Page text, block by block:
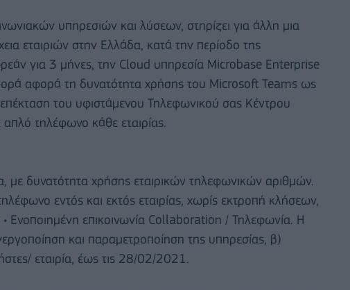
υπηρεσιών και λύσεων, στηρίζει για άλλη μια
εταιριών στην Ελλάδα, κατά την περίοδο της
για 3 μήνες, την Cloud υπηρεσία Microbase Enterprise
αφορά τη δυνατότητα χρήσης του Microsoft Teams ως
του υφιστάμενου Τηλεφωνικού σας Κέντρου
τηλέφωνο κάθε εταιρίας.
με δυνατότητα χρήσης εταιρικών τηλεφωνικών αριθμών.
εντός και εκτός εταιρίας, χωρίς εκτροπή κλήσεων,
επικοινωνία Collaboration / Τηλεφωνία. Η
και παραμετροποίηση της υπηρεσίας, β)
εταιρία, έως τις 28/02/2021.